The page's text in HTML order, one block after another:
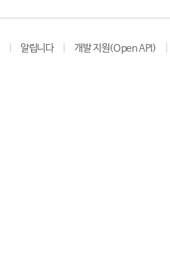
알립니다 개발 지원(Open API)